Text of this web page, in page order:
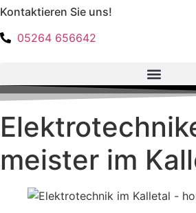
Zum
Inhalt
springen
Kontaktieren Sie uns!
05264 656642
meister im